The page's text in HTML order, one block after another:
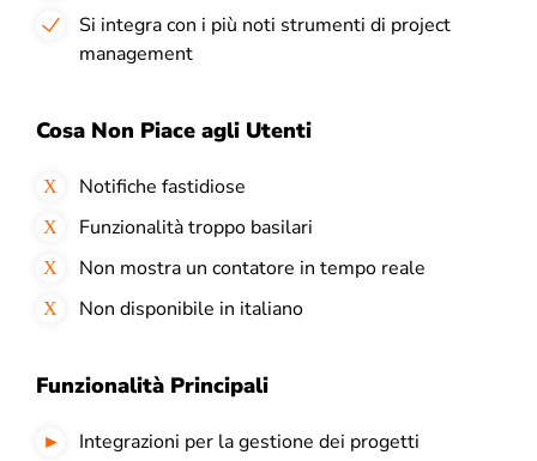
Si integra con i più noti strumenti di project
management
Cosa Non Piace agli Utenti
Notifiche fastidiose
Funzionalità troppo basilari
Non mostra un contatore in tempo reale
Non disponibile in italiano
Funzionalità Principali
Integrazioni per la gestione dei progetti